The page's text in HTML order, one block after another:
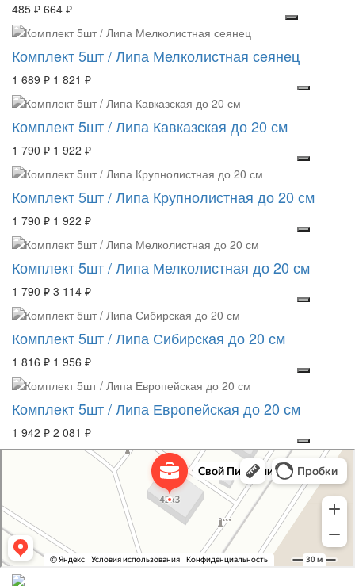
485 ₽ 664 ₽
Комплект 5шт / Липа Мелколистная сеянец
1 689 ₽ 1 821 ₽
Комплект 5шт / Липа Кавказская до 20 см
1 790 ₽ 1 922 ₽
Комплект 5шт / Липа Крупнолистная до 20 см
1 790 ₽ 1 922 ₽
Комплект 5шт / Липа Мелколистная до 20 см
1 790 ₽ 3 114 ₽
Комплект 5шт / Липа Сибирская до 20 см
1 816 ₽ 1 956 ₽
Комплект 5шт / Липа Европейская до 20 см
1 942 ₽ 2 081 ₽
Питомник растений в Москве